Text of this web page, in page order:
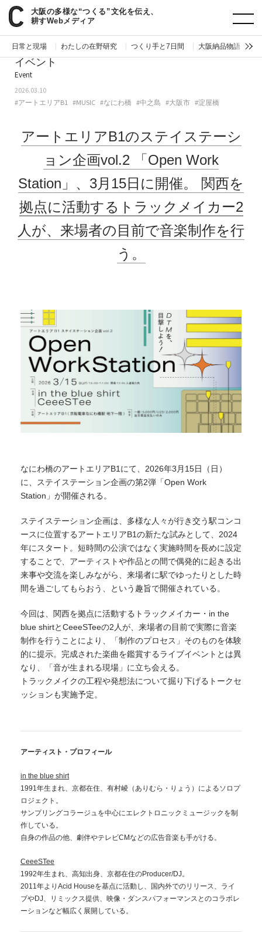
大阪の多様な“つくる”文化を伝え、
耕すWebメディア
日常と現場 わたしの在野研究 つくり手と7日間 大阪納品物語
paperC 今週のイベント
イベント
Event
2026.03.10
#アートエリアB1 #MUSIC #なにわ橋 #中之島 #大阪市 #淀屋橋
アートエリアB1のステイステーシ
ョン企画vol.2 「Open Work
Station」、3月15日に開催。
関西を
拠点に活動するトラックメイカー2
人が、来場者の目前で音楽制作を行
う。
なにわ橋のアートエリアB1にて、2026年3月15日（日）
に、ステイステーション企画の第2弾「Open Work
Station」が開催される。
ステイステーション企画は、多様な人々が行き交う駅コンコ
ースに位置するアートエリアB1の新たな試みとして、2024
年にスタート。短時間の公演ではなく実施時間を長めに設定
することで、アーティストや作品との間で偶発的に起きる出
来事や交流を楽しみながら、来場者に駅でゆったりとした時
間を過ごしてもらおう、という趣旨で開催されている。
今回は、関西を拠点に活動するトラックメイカー・in the
blue shirtとCeeeSTeeの2人が、来場者の目前で実際に音楽
制作を行うことにより、「制作のプロセス」そのものを体験
的に提示。完成された楽曲を鑑賞するライブイベントとは異
なり、「音が生まれる現場」に立ち会える。
トラックメイクの工程や発想法について掘り下げるトークセ
ッションも実施予定。
アーティスト・プロフィール
in the blue shirt
1991年生まれ、京都在住、有村崚（ありむら・りょう）によるソロプ
ロジェクト。
サンプリングコラージュを中心にエレクトロニックミュージックを制
作している。
自身の作品の他、劇伴やテレビCMなどの広告音楽も手がける。
CeeeSTee
1992年生まれ、高知出身、京都在住のProducer/DJ。
2011年よりAcid Houseを基点に活動し、国内外でのリリース、ライ
ブやDJ、リミックス提供、映像・ダンスパフォーマンスとのコラボレ
ーションなど幅広く展開している。